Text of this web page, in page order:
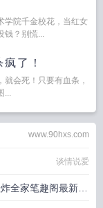
学院千金校花，当红女
钱？别慌...
了！
会死！只要有血条，
...
www.90hxs.com
谈情说爱
全家笔趣阁最新章